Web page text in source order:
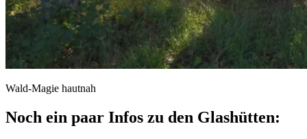
Wald-Magie hautnah
Noch ein paar Infos zu den Glashütten: